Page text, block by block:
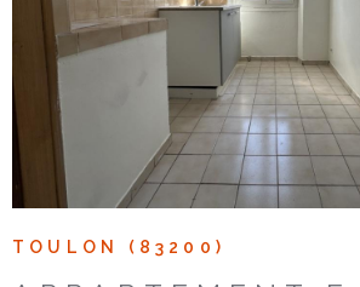
TOULON (83200)
Voir le bien